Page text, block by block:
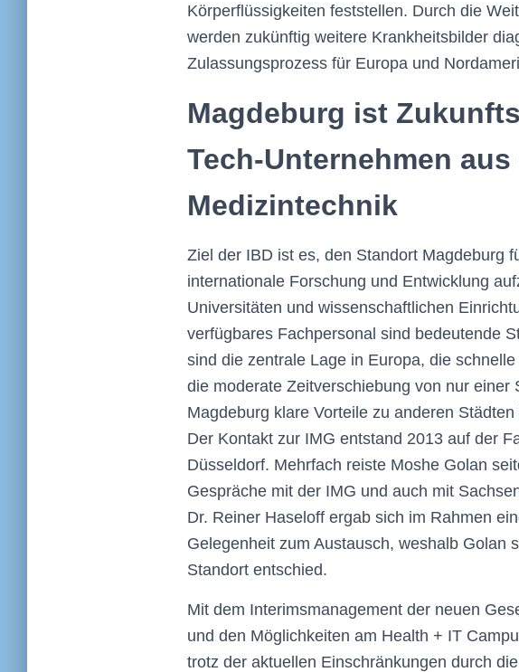
Körperflüssigkeiten feststellen. Durch die
werden zukünftig weitere Krankheitsbilder
Zulassungsprozess für Europa und
Magdeburg ist
Tech-Unternehmen aus
Medizintechnik
Ziel der IBD ist es, den Standort Magdeburg
internationale Forschung und Entwicklung
Universitäten und wissenschaftlichen
verfügbares Fachpersonal sind bedeutende
sind die zentrale Lage in Europa, die
die moderate Zeitverschiebung von nur einer
Magdeburg klare Vorteile zu anderen
Der Kontakt zur IMG entstand 2013 auf der
Düsseldorf. Mehrfach reiste Moshe Golan
Gespräche mit der IMG und auch mit
Dr. Reiner Haseloff ergab sich im Rahmen
Gelegenheit zum Austausch, weshalb Golan
Standort entschied.
Mit dem Interimsmanagement der neuen
und den Möglichkeiten am Health + IT
trotz der aktuellen Einschränkungen durch